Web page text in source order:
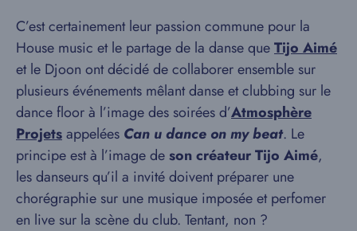
C’est certainement leur passion commune pour la
House music et le partage de la danse queTijo Aimé
et le Djoon ont décidé de collaborer ensemble sur
plusieurs événements mêlant danse et clubbing sur le
dance floor à l’image des soirées d’Atmosphère
Projetsappelées Can u dance on my beat. Le
principe est à l’image deson créateur Tijo Aimé,
les danseurs qu’il a invité doivent préparer une
chorégraphie sur une musique imposée et perfomer
en live sur la scène du club. Tentant, non ?